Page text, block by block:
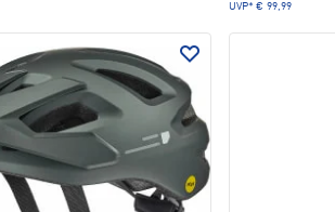
UVP* € 99,99